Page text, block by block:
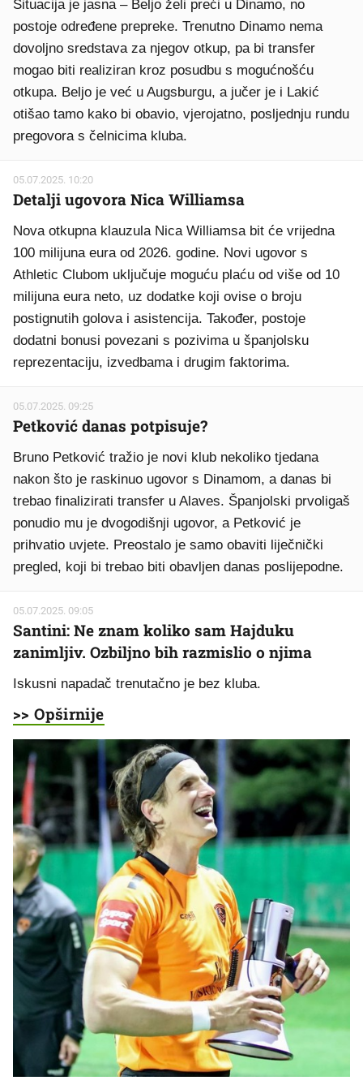
Situacija je jasna – Beljo želi preći u Dinamo, no
postoje određene prepreke. Trenutno Dinamo nema
dovoljno sredstava za njegov otkup, pa bi transfer
mogao biti realiziran kroz posudbu s mogućnošću
otkupa. Beljo je već u Augsburgu, a jučer je i Lakić
otišao tamo kako bi obavio, vjerojatno, posljednju rundu
pregovora s čelnicima kluba.
05.07.2025. 10:20
Detalji ugovora Nica Williamsa
Nova otkupna klauzula Nica Williamsa bit će vrijedna
100 milijuna eura od 2026. godine. Novi ugovor s
Athletic Clubom uključuje moguću plaću od više od 10
milijuna eura neto, uz dodatke koji ovise o broju
postignutih golova i asistencija. Također, postoje
dodatni bonusi povezani s pozivima u španjolsku
reprezentaciju, izvedbama i drugim faktorima.
05.07.2025. 09:25
Petković danas potpisuje?
Bruno Petković tražio je novi klub nekoliko tjedana
nakon što je raskinuo ugovor s Dinamom, a danas bi
trebao finalizirati transfer u Alaves. Španjolski prvoligaš
ponudio mu je dvogodišnji ugovor, a Petković je
prihvatio uvjete. Preostalo je samo obaviti liječnički
pregled, koji bi trebao biti obavljen danas poslijepodne.
05.07.2025. 09:05
Santini: Ne znam koliko sam Hajduku
zanimljiv. Ozbiljno bih razmislio o njima
Iskusni napadač trenutačno je bez kluba.
>> Opširnije